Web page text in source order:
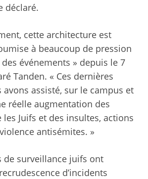
déclaré.
cette architecture est
à beaucoup de pression
événements » depuis le 7
Tanden. « Ces dernières
avons assisté, sur le campus et
réelle augmentation des
Juifs et des insultes, actions
antisémites. »
de surveillance juifs ont
d’incidents